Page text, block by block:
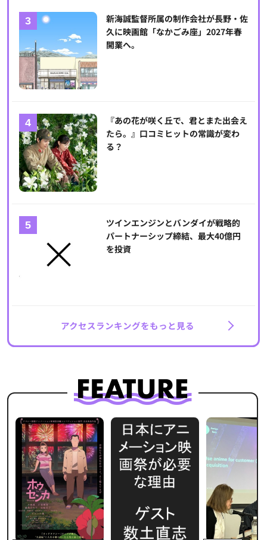
新海誠監督所属の制作会社が長野・佐
久に映画館「なかごみ座」2027年春
開業へ。
『あの花が咲く丘で、君とまた出会え
たら。』口コミヒットの常識が変わ
る？
ツインエンジンとバンダイが戦略的
パートナーシップ締結、最大40億円
を投資
アクセスランキングをもっと見る